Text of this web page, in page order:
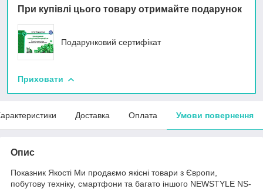
При купівлі цього товару отримайте подарунок
Подарунковий сертифікат
Приховати
Доставка Оплата Умови повернення
Опис
Показник Якості Ми продаємо якісні товари з Європи,
побутову техніку, смартфони та багато іншого NEWSTYLE NS-